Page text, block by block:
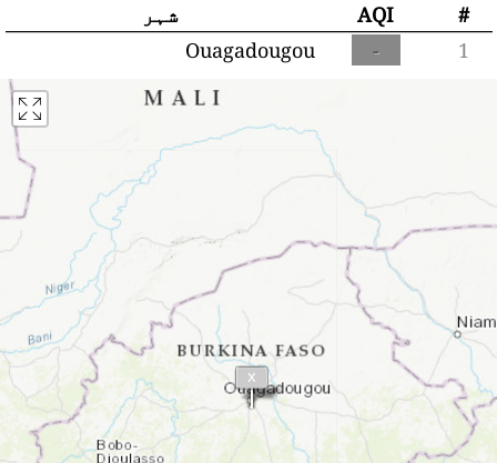
#
AQI
شہر
1
-
Ouagadougou